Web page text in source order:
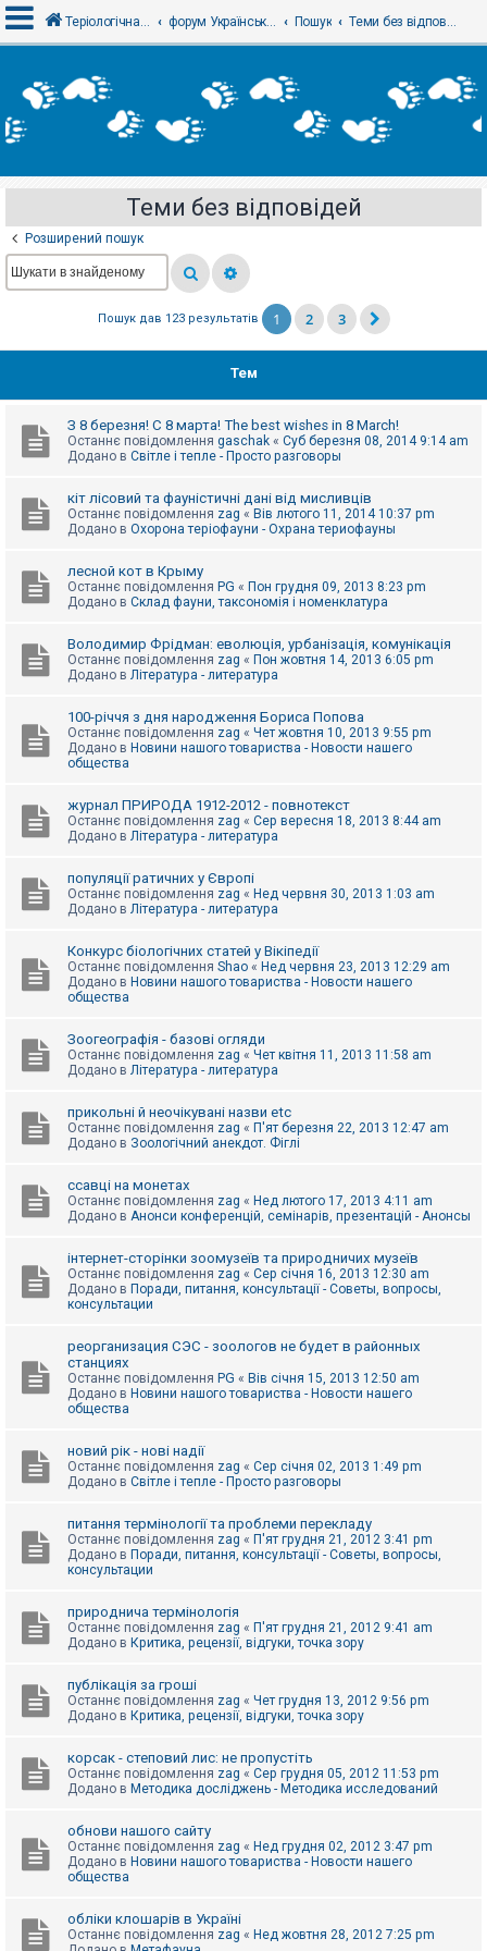
х
і
е
с
т
р
я
е
и
з
е
и
е
ш
к
м
г
Теріологічна школа форум Українського теріологічного товариства Пошук Теми без відповідей
Теми без відповідей
Розширений пошук
Пошук дав 123 результатів 1 2 3
Тем
З 8 березня! С 8 марта! The best wishes in 8 March!
Останнє повідомлення gaschak « Суб березня 08, 2014 9:14 am
Додано в Світле і тепле - Просто разговоры
кіт лісовий та фауністичні дані від мисливців
Останнє повідомлення zag « Вів лютого 11, 2014 10:37 pm
Додано в Охорона теріофауни - Охрана териофауны
лесной кот в Крыму
Останнє повідомлення PG « Пон грудня 09, 2013 8:23 pm
Додано в Склад фауни, таксономія і номенклатура
Володимир Фрідман: еволюція, урбанізація, комунікація
Останнє повідомлення zag « Пон жовтня 14, 2013 6:05 pm
Додано в Література - литература
100-річчя з дня народження Бориса Попова
Останнє повідомлення zag « Чет жовтня 10, 2013 9:55 pm
Додано в Новини нашого товариства - Новости нашего
общества
журнал ПРИРОДА 1912-2012 - повнотекст
Останнє повідомлення zag « Сер вересня 18, 2013 8:44 am
Додано в Література - литература
популяції ратичних у Європі
Останнє повідомлення zag « Нед червня 30, 2013 1:03 am
Додано в Література - литература
Конкурс біологічних статей у Вікіпедії
Останнє повідомлення Shao « Нед червня 23, 2013 12:29 am
Додано в Новини нашого товариства - Новости нашего
общества
Зоогеографія - базові огляди
Останнє повідомлення zag « Чет квітня 11, 2013 11:58 am
Додано в Література - литература
прикольні й неочікувані назви etc
Останнє повідомлення zag « П'ят березня 22, 2013 12:47 am
Додано в Зоологічний анекдот. Фіглі
ссавці на монетах
Останнє повідомлення zag « Нед лютого 17, 2013 4:11 am
Додано в Анонси конференцій, семінарів, презентацій - Анонсы
інтернет-сторінки зоомузеїв та природничих музеїв
Останнє повідомлення zag « Сер січня 16, 2013 12:30 am
Додано в Поради, питання, консультації - Советы, вопросы,
консультации
реорганизация СЭС - зоологов не будет в районных
станциях
Останнє повідомлення PG « Вів січня 15, 2013 12:50 am
Додано в Новини нашого товариства - Новости нашего
общества
новий рік - нові надії
Останнє повідомлення zag « Сер січня 02, 2013 1:49 pm
Додано в Світле і тепле - Просто разговоры
питання термінології та проблеми перекладу
Останнє повідомлення zag « П'ят грудня 21, 2012 3:41 pm
Додано в Поради, питання, консультації - Советы, вопросы,
консультации
природнича термінологія
Останнє повідомлення zag « П'ят грудня 21, 2012 9:41 am
Додано в Критика, рецензії, відгуки, точка зору
публікація за гроші
Останнє повідомлення zag « Чет грудня 13, 2012 9:56 pm
Додано в Критика, рецензії, відгуки, точка зору
корсак - степовий лис: не пропустіть
Останнє повідомлення zag « Сер грудня 05, 2012 11:53 pm
Додано в Методика досліджень - Методика исследований
обнови нашого сайту
Останнє повідомлення zag « Нед грудня 02, 2012 3:47 pm
Додано в Новини нашого товариства - Новости нашего
общества
обліки клошарів в Україні
Останнє повідомлення zag « Нед жовтня 28, 2012 7:25 pm